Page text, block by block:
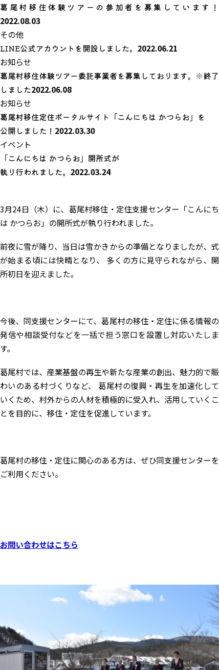
葛尾村移住体験ツアーの参加者を募集しています！
2022.08.03
その他
LINE公式アカウントを開設しました。 2022.06.21
お知らせ
葛尾村移住体験ツアー委託事業者を募集しております。※終了
しました2022.06.08
お知らせ
葛尾村移住定住ポータルサイト「こんにちは かつらお」を
公開しました！ 2022.03.30
イベント
「こんにちは かつらお」開所式が
執り行われました。 2022.03.24
3月24日（木）に、葛尾村移住・定住支援センター「こんにち
は かつらお」の開所式が執り行われました。
前夜に雪が降り、当日は雪かきからの準備となりましたが、式
が始まる頃には快晴となり、 多くの方に見守られながら、開
所初日を迎えました。
今後、同支援センターにて、葛尾村の移住・定住に係る情報の
発信や相談受付などを一括で担う窓口を設置し対応いたしま
す。
葛尾村では、産業基盤の再生や新たな産業の創出、魅力的で賑
わいのある村づくりなど、 葛尾村の復興・再生を加速化して
いくため、村外からの人材を積極的に受入れ、活用していくこ
とを目的に、移住・定住を促進しています。
葛尾村の移住・定住に関心のある方は、ぜひ同支援センターを
ご利用ください。
お問い合わせはこちら